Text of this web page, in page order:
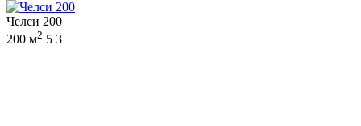
Челси 200
200 м2 5 3